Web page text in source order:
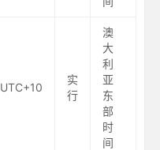
UTC+10
实
行
澳
大
利
亚
东
部
时
间